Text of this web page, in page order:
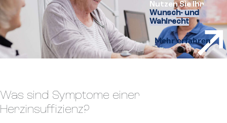
Nutzen Sie Ihr
Wunsch- und
Wahlrecht
Mehr erfahren
Was sind Symptome einer
Herzinsuffizienz?